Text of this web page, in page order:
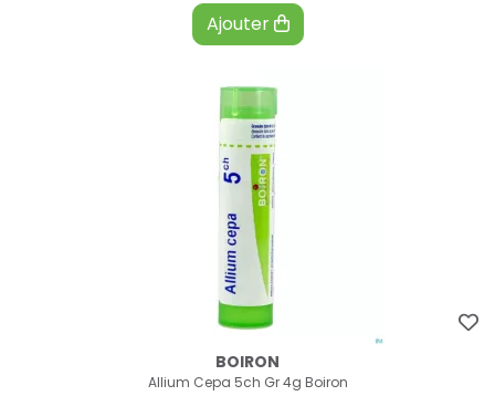
Ajouter
BOIRON
Allium Cepa 5ch Gr 4g Boiron